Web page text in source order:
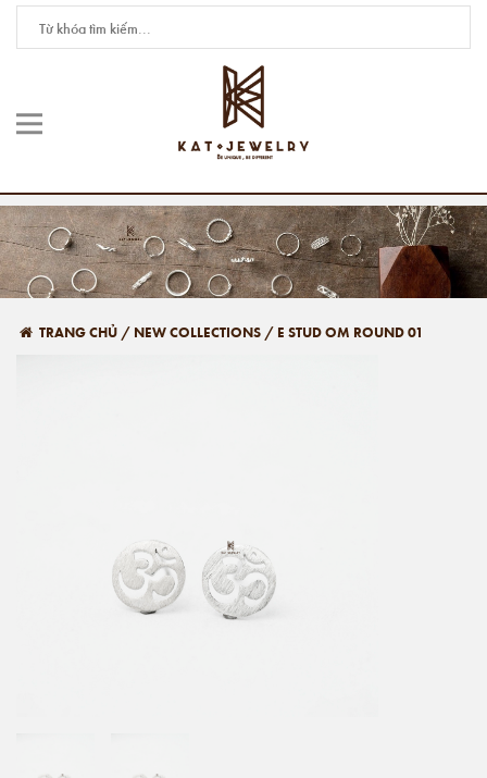
TRANG CHỦ / NEW COLLECTIONS / E STUD OM ROUND 01